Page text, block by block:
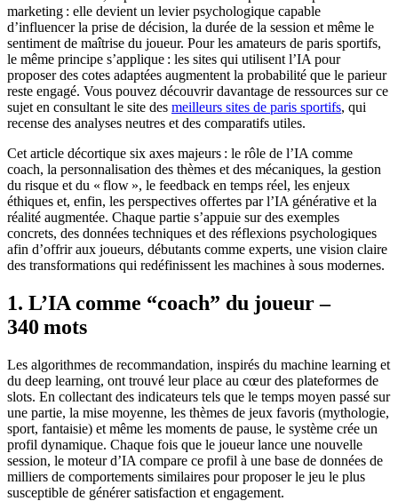
marketing : elle devient un levier psychologique capable
d’influencer la prise de décision, la durée de la session et même le
sentiment de maîtrise du joueur. Pour les amateurs de paris sportifs,
le même principe s’applique : les sites qui utilisent l’IA pour
proposer des cotes adaptées augmentent la probabilité que le parieur
reste engagé. Vous pouvez découvrir davantage de ressources sur ce
sujet en consultant le site des meilleurs sites de paris sportifs, qui
recense des analyses neutres et des comparatifs utiles.
Cet article décortique six axes majeurs : le rôle de l’IA comme
coach, la personnalisation des thèmes et des mécaniques, la gestion
du risque et du « flow », le feedback en temps réel, les enjeux
éthiques et, enfin, les perspectives offertes par l’IA générative et la
réalité augmentée. Chaque partie s’appuie sur des exemples
concrets, des données techniques et des réflexions psychologiques
afin d’offrir aux joueurs, débutants comme experts, une vision claire
des transformations qui redéfinissent les machines à sous modernes.
1. L’IA comme “coach” du joueur –
340 mots
Les algorithmes de recommandation, inspirés du machine learning et
du deep learning, ont trouvé leur place au cœur des plateformes de
slots. En collectant des indicateurs tels que le temps moyen passé sur
une partie, la mise moyenne, les thèmes de jeux favoris (mythologie,
sport, fantaisie) et même les moments de pause, le système crée un
profil dynamique. Chaque fois que le joueur lance une nouvelle
session, le moteur d’IA compare ce profil à une base de données de
milliers de comportements similaires pour proposer le jeu le plus
susceptible de générer satisfaction et engagement.